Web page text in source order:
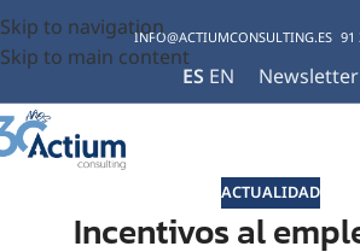
Skip to navigation
Skip to main content
INFO@ACTIUMCONSULTING.ES 91
ES EN Newsletter
ACTUALIDAD
Incentivos al